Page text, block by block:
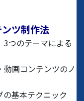
ツ制作法
3つのテーマによる
動画コンテンツのノ
の基本テクニック